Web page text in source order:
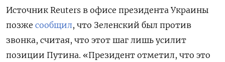
Источник Reuters в офисе президента Украины
позже сообщил, что Зеленский был против
звонка, считая, что этот шаг лишь усилит
позиции Путина. «Президент отметил, что это